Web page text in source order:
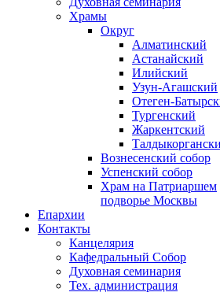
Храмы
Округ
Алматинский
Астанайский
Илийский
Узун-Агашский
Отеген-
Тургенский
Жаркентский
Вознесенский собор
Успенский собор
Храм на Патриаршем
подворье Москвы
Епархии
Контакты
Канцелярия
Кафедральный Собор
Духовная семинария
Тех. администрация